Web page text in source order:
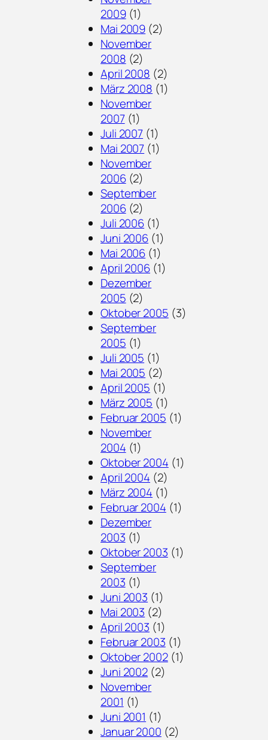
2009(1)
Mai 2009 (2)
November
2008 (2)
April 2008 (2)
März 2008 (1)
November
2007(1)
Juli 2007 (1)
Mai 2007 (1)
November
2006(2)
September
2006(2)
Juli 2006 (1)
Juni 2006 (1)
Mai 2006 (1)
April 2006 (1)
Dezember
2005 (2)
Oktober 2005 (3)
September
2005 (1)
Juli 2005 (1)
Mai 2005 (2)
April 2005 (1)
März 2005 (1)
Februar 2005 (1)
November
2004 (1)
Oktober 2004 (1)
April 2004 (2)
März 2004 (1)
Februar 2004 (1)
Dezember
2003 (1)
Oktober 2003 (1)
September
2003 (1)
Juni 2003 (1)
Mai 2003 (2)
April 2003 (1)
Februar 2003 (1)
Oktober 2002(1)
Juni 2002 (2)
November
2001 (1)
Juni 2001 (1)
Januar 2000 (2)